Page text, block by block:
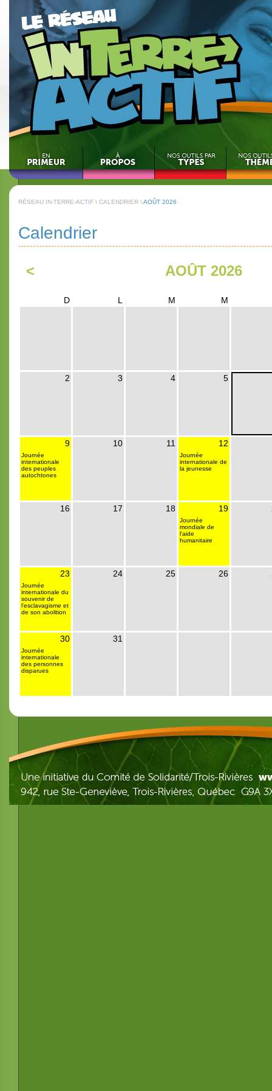
RÉSEAU IN-TERRE-ACTIF \ CALENDRIER \AOÛT 2026
Calendrier
< AOÛT 2026
D L M M
2 3 4 5
9
Journée
internationale
des peuples
autochtones
10 11 12
Journée
internationale de
la jeunesse
16 17 18 19
Journée
mondiale de
l'aide
humanitaire
23
Journée
internationale du
souvenir de
l'esclavagisme et
de son abolition
24 25 26
30
Journée
internationale
des personnes
disparues
31